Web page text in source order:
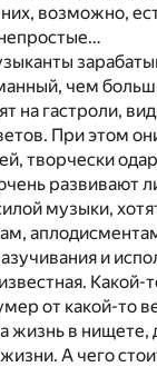
возможно,
чем
на гастроли,
При этом
творчески
развивают
музыки,
и
Какой-
от какой-то
в нищете,
А чего